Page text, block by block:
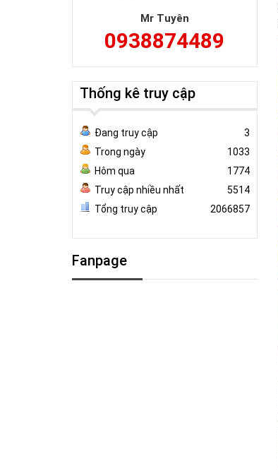
Mr Tuyên
0938874489
Thống kê truy cập
Đang truy cập
3
Trong ngày
1033
Hôm qua
1774
Truy cập nhiều nhất
5514
Tổng truy cập
2066857
Fanpage